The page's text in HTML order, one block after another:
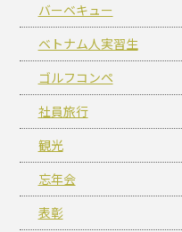
バーベキュー
ベトナム人実習生
ゴルフコンペ
社員旅行
観光
忘年会
表彰